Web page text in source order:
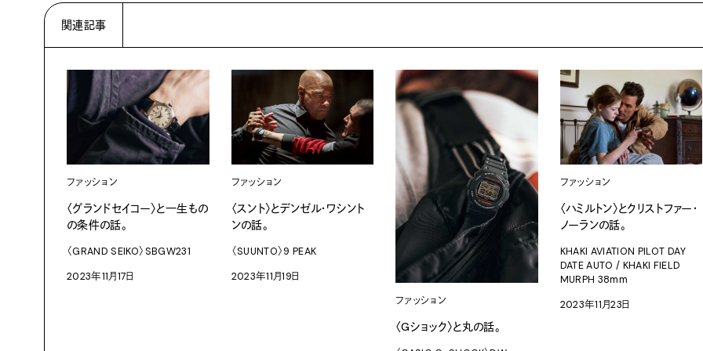
関連記事
ファッション
〈グランドセイコー〉と一生もの
の条件の話。
〈GRAND SEIKO〉SBGW231
2023年11月17日
ファッション
〈スント〉とデンゼル・ワシント
ンの話。
〈SUUNTO〉9 PEAK
2023年11月19日
ファッション
〈Gショック〉と丸の話。
ファッション
〈ハミルトン〉とクリストファー・
ノーランの話。
KHAKI AVIATION PILOT DAY
DATE AUTO / KHAKI FIELD
MURPH 38mm
2023年11月23日